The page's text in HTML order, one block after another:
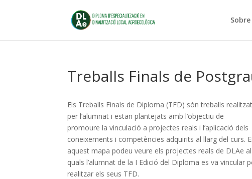
Treballs Finals de
Els Treballs Finals de Diploma (TFD) són treballs
per l’alumnat i estan plantejats amb l’objectiu de
promoure la vinculació a projectes reals i l’aplicació dels
coneixements i competències adquirits al llarg del curs.
aquest mapa podeu veure els projectes reals de DLAe
quals l’alumnat dela I Edició del Diploma es va vincular
realitzar els seus TFD.